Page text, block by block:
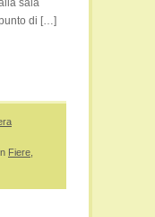
sala
di […]
Fiere